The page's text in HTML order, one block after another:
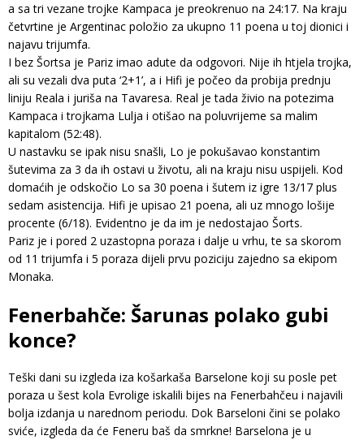
a sa tri vezane trojke Kampaca je preokrenuo na 24:17. Na kraju
četvrtine je Argentinac položio za ukupno 11 poena u toj dionici i
najavu trijumfa.
I bez Šortsa je Pariz imao adute da odgovori. Nije ih htjela trojka,
ali su vezali dva puta ‘2+1’, a i Hifi je počeo da probija prednju
liniju Reala i juriša na Tavaresa. Real je tada živio na potezima
Kampaca i trojkama Lulja i otišao na poluvrijeme sa malim
kapitalom (52:48).
U nastavku se ipak nisu snašli, Lo je pokušavao konstantim
šutevima za 3 da ih ostavi u životu, ali na kraju nisu uspijeli. Kod
domaćih je odskočio Lo sa 30 poena i šutem iz igre 13/17 plus
sedam asistencija. Hifi je upisao 21 poena, ali uz mnogo lošije
procente (6/18). Evidentno je da im je nedostajao Šorts.
Pariz je i pored 2 uzastopna poraza i dalje u vrhu, te sa skorom
od 11 trijumfa i 5 poraza dijeli prvu poziciju zajedno sa ekipom
Monaka.
Fenerbahče: Šarunas polako gubi
konce?
Teški dani su izgleda iza košarkaša Barselone koji su posle pet
poraza u šest kola Evrolige iskalili bijes na Fenerbahčeu i najavili
bolja izdanja u narednom periodu. Dok Barseloni čini se polako
sviće, izgleda da će Feneru baš da smrkne! Barselona je u